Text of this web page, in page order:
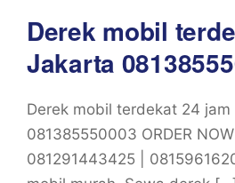
Derek mobil
Jakarta
Derek mobil terdekat 24 jam
081385550003 ORDER
081291443425 |